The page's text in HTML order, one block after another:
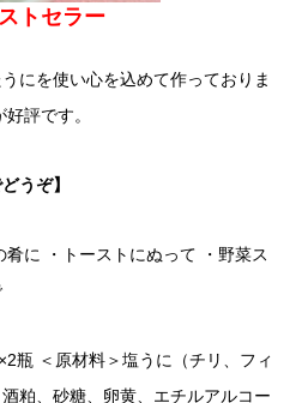
トセラー
にを使い心を込めて作っておりま
評です。
うぞ】
肴に ・トーストにぬって ・野菜ス
瓶 ＜原材料＞塩うに（チリ、フィ
粕、砂糖、卵黄、エチルアルコー